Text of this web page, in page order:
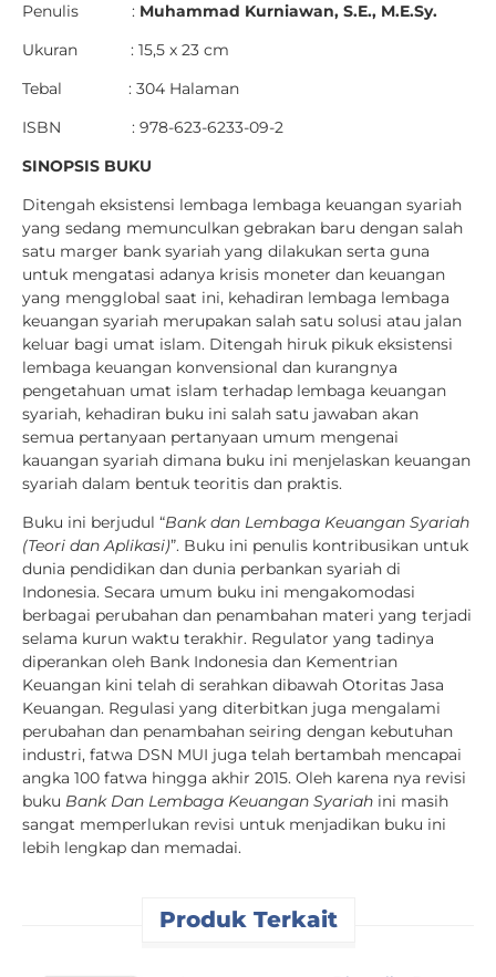
Penulis : Muhammad Kurniawan, S.E., M.E.Sy.
Ukuran : 15,5 x 23 cm
Tebal : 304 Halaman
ISBN : 978-623-6233-09-2
SINOPSIS BUKU
Ditengah eksistensi lembaga lembaga keuangan syariah
yang sedang memunculkan gebrakan baru dengan salah
satu marger bank syariah yang dilakukan serta guna
untuk mengatasi adanya krisis moneter dan keuangan
yang mengglobal saat ini, kehadiran lembaga lembaga
keuangan syariah merupakan salah satu solusi atau jalan
keluar bagi umat islam. Ditengah hiruk pikuk eksistensi
lembaga keuangan konvensional dan kurangnya
pengetahuan umat islam terhadap lembaga keuangan
syariah, kehadiran buku ini salah satu jawaban akan
semua pertanyaan pertanyaan umum mengenai
kauangan syariah dimana buku ini menjelaskan keuangan
syariah dalam bentuk teoritis dan praktis.
Buku ini berjudul “Bank dan Lembaga Keuangan Syariah
(Teori dan Aplikasi)”. Buku ini penulis kontribusikan untuk
dunia pendidikan dan dunia perbankan syariah di
Indonesia. Secara umum buku ini mengakomodasi
berbagai perubahan dan penambahan materi yang terjadi
selama kurun waktu terakhir. Regulator yang tadinya
diperankan oleh Bank Indonesia dan Kementrian
Keuangan kini telah di serahkan dibawah Otoritas Jasa
Keuangan. Regulasi yang diterbitkan juga mengalami
perubahan dan penambahan seiring dengan kebutuhan
industri, fatwa DSN MUI juga telah bertambah mencapai
angka 100 fatwa hingga akhir 2015. Oleh karena nya revisi
buku Bank Dan Lembaga Keuangan Syariah ini masih
sangat memperlukan revisi untuk menjadikan buku ini
lebih lengkap dan memadai.
Produk Terkait